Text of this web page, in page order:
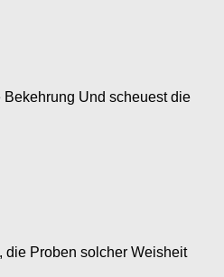
Und scheuest die
die Proben solcher Weisheit